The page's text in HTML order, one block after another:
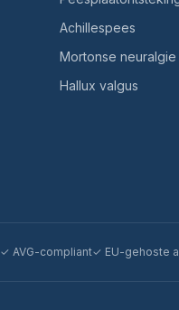
Achillespees
Mortonse neuralgie
Hallux valgus
✓ AVG-compliant✓ EU-gehoste